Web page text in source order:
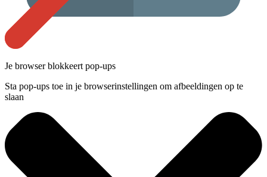
Je browser blokkeert pop-ups
Sta pop-ups toe in je browserinstellingen om afbeeldingen op te
slaan